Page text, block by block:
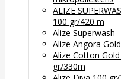
ALIZE
100 gr/420 m
Alize Superwash
Alize Angora
Alize Cotton
gr/330m